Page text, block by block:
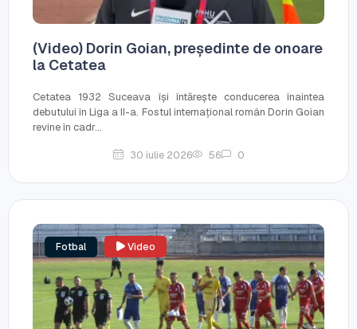
(Video) Dorin Goian, președinte de onoare
la Cetatea
Cetatea 1932 Suceava își întărește conducerea înaintea
debutului în Liga a II-a. Fostul internațional român Dorin Goian
revine în cadr...
30 iulie 2026 56 0
Fotbal Video